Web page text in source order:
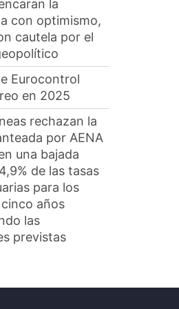
la
con optimismo,
cautela por el
Eurocontrol
en 2025
rechazan la
por AENA
una bajada
de las tasas
para los
años
las
previstas